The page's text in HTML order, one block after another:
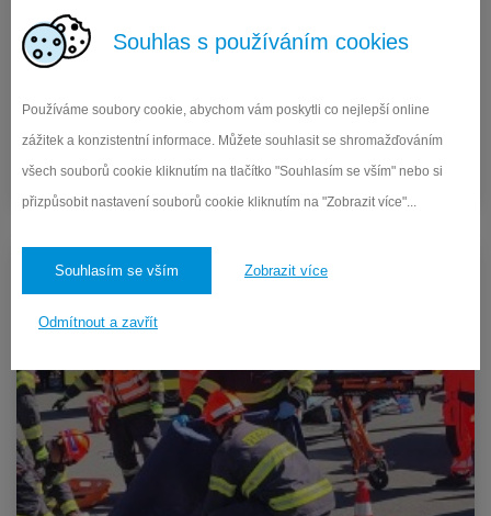
Souhlas s používáním cookies
Používáme soubory cookie, abychom vám poskytli co nejlepší online
zážitek a konzistentní informace. Můžete souhlasit se shromažďováním
všech souborů cookie kliknutím na tlačítko "Souhlasím se vším" nebo si
přizpůsobit nastavení souborů cookie kliknutím na "Zobrazit více"...
Souhlasím se vším Zobrazit více
Odmítnout a zavřít
Během letních prázdnin je kancelář školy otevřena každou
kancelář školy. Nevyzvednutá v...
Číst více
26.6.2026